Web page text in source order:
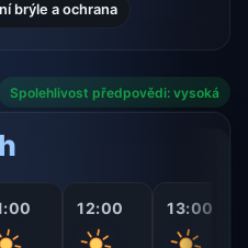
brýle a ochrana
Spolehlivost předpovědi: vysoká
12:00 13:00